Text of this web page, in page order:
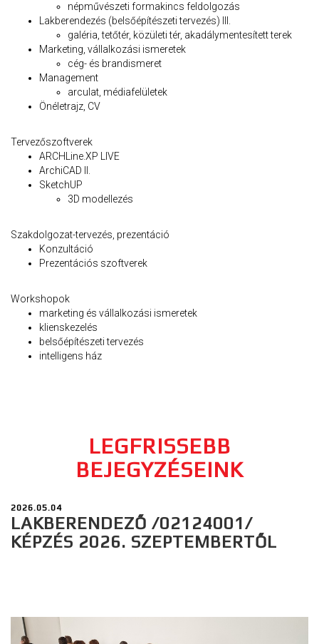
népművészeti formakincs feldolgozás
Lakberendezés (belsőépítészeti tervezés) III.
galéria, tetőtér, közületi tér, akadálymentesített terek
Marketing, vállalkozási ismeretek
cég- és brandismeret
Management
arculat, médiafelületek
Önéletrajz, CV
Tervezőszoftverek
ARCHLine.XP LIVE
ArchiCAD II.
SketchUP
3D modellezés
Szakdolgozat-tervezés, prezentáció
Konzultáció
Prezentációs szoftverek
Workshopok
marketing és vállalkozási ismeretek
klienskezelés
belsőépítészeti tervezés
intelligens ház
LEGFRISSEBB
BEJEGYZÉSEINK
2026.05.04
LAKBERENDEZŐ /02124001/
KÉPZÉS 2026. SZEPTEMBERTŐL